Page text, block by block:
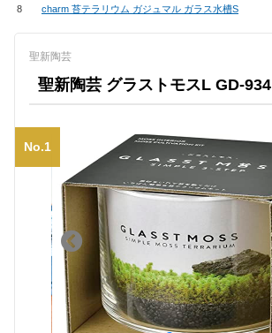
8 charm 苔テラリウム ガジュマル ガラス水槽S
聖新陶芸
聖新陶芸 グラストモスL GD-934
No.1